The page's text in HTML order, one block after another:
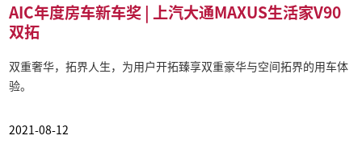
AIC年度房车新车奖 | 上汽大通MAXUS生活家V90
双拓
双重奢华，拓界人生，为用户开拓臻享双重豪华与空间拓界的用车体
验。
2021-08-12